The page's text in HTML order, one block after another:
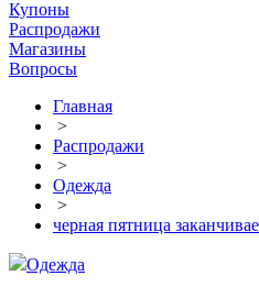
Купоны
Распродажи
Магазины
Вопросы
Главная
>
Распродажи
>
Одежда
>
черная пятница
Одежда